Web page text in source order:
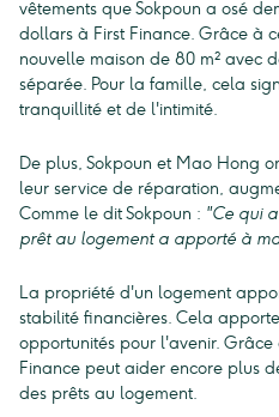
vêtements que Sokpoun a osé
dollars à First Finance. Grâce à
nouvelle maison de 80 m² avec
séparée. Pour la famille, cela
tranquillité et de l'intimité.
De plus, Sokpoun et Mao Hong
leur service de réparation,
Comme le dit Sokpoun : "Ce qui
prêt au logement a apporté à
La propriété d'un logement
stabilité financières. Cela
opportunités pour l'avenir. Grâce
Finance peut aider encore plus
des prêts au logement.